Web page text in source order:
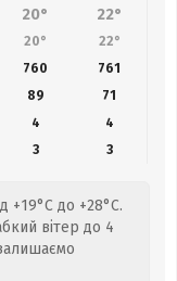
20° 22°
20° 22°
760 761
89 71
4
4
3 3
+19°C до +28°C.
вітер до 4